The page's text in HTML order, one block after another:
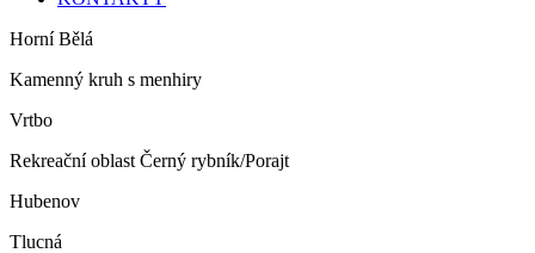
Horní Bělá
Kamenný kruh s menhiry
Vrtbo
Rekreační oblast Černý rybník/Porajt
Hubenov
Tlucná